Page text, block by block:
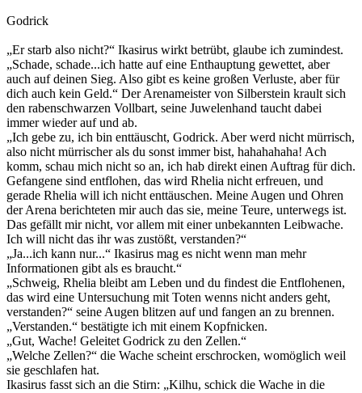
Godrick
„Er starb also nicht?“ Ikasirus wirkt betrübt, glaube ich zumindest.
„Schade, schade...ich hatte auf eine Enthauptung gewettet, aber
auch auf deinen Sieg. Also gibt es keine großen Verluste, aber für
dich auch kein Geld.“ Der Arenameister von Silberstein krault sich
den rabenschwarzen Vollbart, seine Juwelenhand taucht dabei
immer wieder auf und ab.
„Ich gebe zu, ich bin enttäuscht, Godrick. Aber werd nicht mürrisch,
also nicht mürrischer als du sonst immer bist, hahahahaha! Ach
komm, schau mich nicht so an, ich hab direkt einen Auftrag für dich.
Gefangene sind entflohen, das wird Rhelia nicht erfreuen, und
gerade Rhelia will ich nicht enttäuschen. Meine Augen und Ohren
der Arena berichteten mir auch das sie, meine Teure, unterwegs ist.
Das gefällt mir nicht, vor allem mit einer unbekannten Leibwache.
Ich will nicht das ihr was zustößt, verstanden?“
„Ja...ich kann nur...“ Ikasirus mag es nicht wenn man mehr
Informationen gibt als es braucht.“
„Schweig, Rhelia bleibt am Leben und du findest die Entflohenen,
das wird eine Untersuchung mit Toten wenns nicht anders geht,
verstanden?“ seine Augen blitzen auf und fangen an zu brennen.
„Verstanden.“ bestätigte ich mit einem Kopfnicken.
„Gut, Wache! Geleitet Godrick zu den Zellen.“
„Welche Zellen?“ die Wache scheint erschrocken, womöglich weil
sie geschlafen hat.
Ikasirus fasst sich an die Stirn: „Kilhu, schick die Wache in die